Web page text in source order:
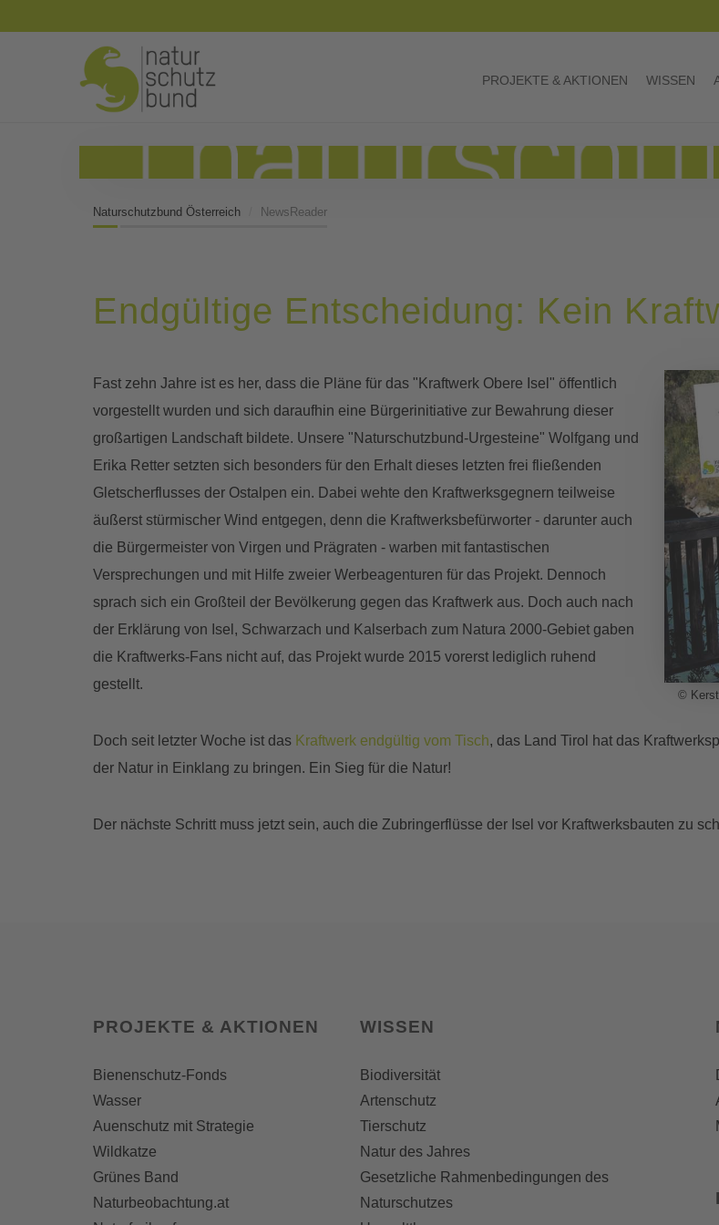
PROJEKTE & AKTIONEN WISSEN
Naturschutzbund Österreich NewsReader
Endgültige Entscheidung: Kein
©
Fast zehn Jahre ist es her, dass die Pläne für das "Kraftwerk Obere Isel" öffentlich
vorgestellt wurden und sich daraufhin eine Bürgerinitiative zur Bewahrung dieser
großartigen Landschaft bildete. Unsere "Naturschutzbund-Urgesteine" Wolfgang und
Erika Retter setzten sich besonders für den Erhalt dieses letzten frei fließenden
Gletscherflusses der Ostalpen ein. Dabei wehte den Kraftwerksgegnern teilweise
äußerst stürmischer Wind entgegen, denn die Kraftwerksbefürworter - darunter auch
die Bürgermeister von Virgen und Prägraten - warben mit fantastischen
Versprechungen und mit Hilfe zweier Werbeagenturen für das Projekt. Dennoch
sprach sich ein Großteil der Bevölkerung gegen das Kraftwerk aus. Doch auch nach
der Erklärung von Isel, Schwarzach und Kalserbach zum Natura 2000-Gebiet gaben
die Kraftwerks-Fans nicht auf, das Projekt wurde 2015 vorerst lediglich ruhend
gestellt.
Doch seit letzter Woche ist das Kraftwerk endgültig vom Tisch, das Land Tirol hat das
der Natur in Einklang zu bringen. Ein Sieg für die Natur!
Der nächste Schritt muss jetzt sein, auch die Zubringerflüsse der Isel vor Kraftwerksbauten zu
PROJEKTE & AKTIONEN
Bienenschutz-Fonds
Wasser
Auenschutz mit Strategie
Wildkatze
Grünes Band
Naturbeobachtung.at
WISSEN
Biodiversität
Artenschutz
Tierschutz
Natur des Jahres
Gesetzliche Rahmenbedingungen des
Naturschutzes